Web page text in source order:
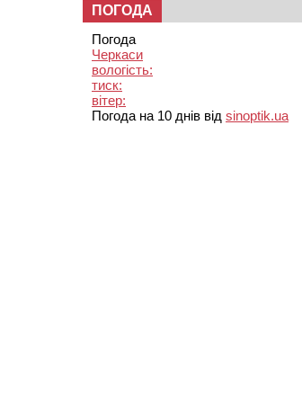
ПОГОДА
Погода
Черкаси
вологість:
тиск:
вітер:
Погода на 10 днів від sinoptik.ua